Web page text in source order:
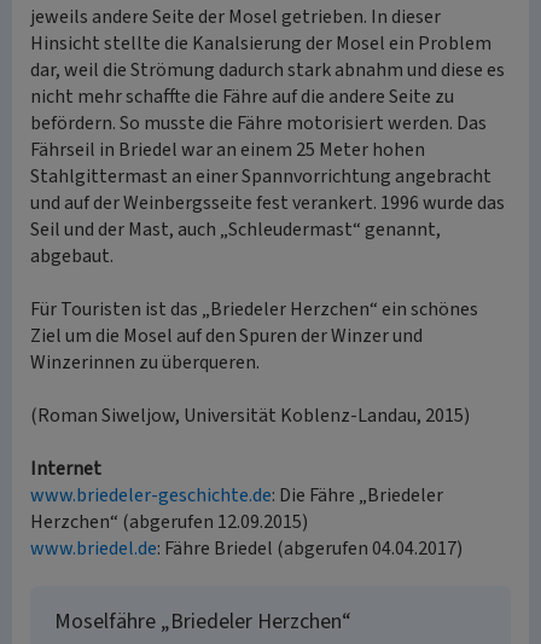
jeweils andere Seite der Mosel getrieben. In dieser
Hinsicht stellte die Kanalsierung der Mosel ein Problem
dar, weil die Strömung dadurch stark abnahm und diese es
nicht mehr schaffte die Fähre auf die andere Seite zu
befördern. So musste die Fähre motorisiert werden. Das
Fährseil in Briedel war an einem 25 Meter hohen
Stahlgittermast an einer Spannvorrichtung angebracht
und auf der Weinbergsseite fest verankert. 1996 wurde das
Seil und der Mast, auch „Schleudermast“ genannt,
abgebaut.
Für Touristen ist das „Briedeler Herzchen“ ein schönes
Ziel um die Mosel auf den Spuren der Winzer und
Winzerinnen zu überqueren.
(Roman Siweljow, Universität Koblenz-Landau, 2015)
Internet
www.briedeler-geschichte.de: Die Fähre „Briedeler
Herzchen“ (abgerufen 12.09.2015)
www.briedel.de: Fähre Briedel (abgerufen 04.04.2017)
Moselfähre „Briedeler Herzchen“